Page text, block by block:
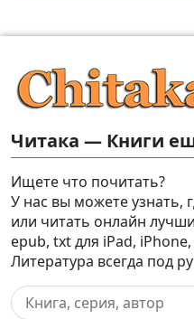
Читака — Книги
Ищете что почитать?
У нас вы можете узнать,
или читать онлайн
epub, txt для iPad,
Литература всегда под